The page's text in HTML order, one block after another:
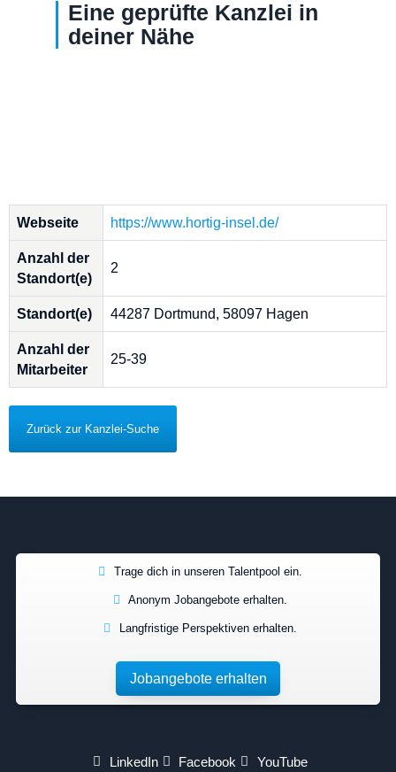
Eine geprüfte Kanzlei in
deiner Nähe
Webseite https://www.hortig-insel.de/
Anzahl der
Standort(e)
2
Standort(e) 44287 Dortmund, 58097 Hagen
Anzahl der
Mitarbeiter
25-39
Zurück zur Kanzlei-Suche
Trage dich in unseren Talentpool ein.
Anonym Jobangebote erhalten.
Langfristige Perspektiven erhalten.
Jobangebote erhalten
LinkedIn Facebook YouTube